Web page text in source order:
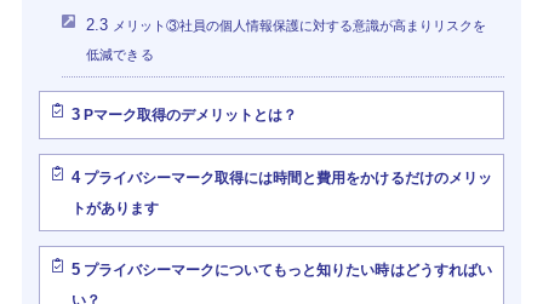
2.3 メリット③社員の個人情報保護に対する意識が高まりリスクを
低減できる
3Pマーク取得のデメリットとは？
4プライバシーマーク取得には時間と費用をかけるだけのメリッ
トがあります
5プライバシーマークについてもっと知りたい時はどうすればい
い？